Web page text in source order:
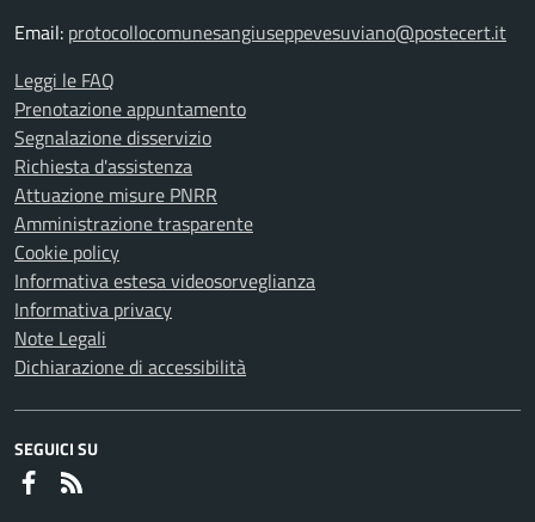
Email: protocollocomunesangiuseppevesuviano@postecert.it
Leggi le FAQ
Prenotazione appuntamento
Segnalazione disservizio
Richiesta d'assistenza
Attuazione misure PNRR
Amministrazione trasparente
Cookie policy
Informativa estesa videosorveglianza
Informativa privacy
Note Legali
Dichiarazione di accessibilità
SEGUICI SU
Faceboook